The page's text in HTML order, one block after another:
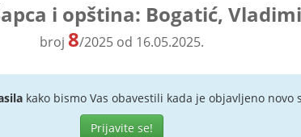
i opština: Bogatić,
broj 8/2025 od 16.05.2025.
kako bismo Vas obavestili kada je objavljeno novo
Prijavite se!